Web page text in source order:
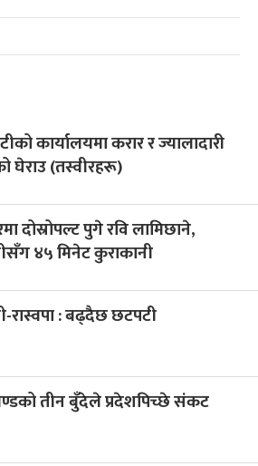
कार्यालयमा करार र ज्यालादारी
घेराउ (तस्वीरहरू)
दोस्रोपल्ट पुगे रवि लामिछाने,
४५ मिनेट कुराकानी
रास्वपा : बढ्दैछ छटपटी
तीन बुँदेले प्रदेशपिच्छे संकट